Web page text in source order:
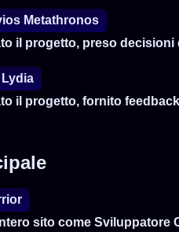
Metathronos
il progetto, preso
il progetto, fornito
sito come